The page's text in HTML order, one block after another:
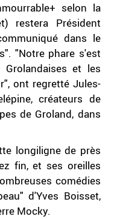
selon la
restera Président
dans le
"Notre phare s'est
et les
ont regretté Jules-
créateurs de
de Groland, dans
longiligne de près
fin, et ses oreilles
comédies
d'Yves Boisset,
Mocky.